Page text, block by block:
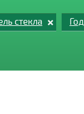
стекла Год